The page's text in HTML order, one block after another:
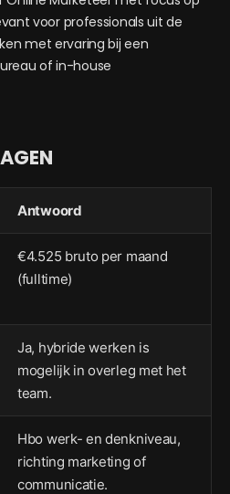
voor professionals uit de
met ervaring bij een
of in-house
Antwoord
€4.525 bruto per maand
(fulltime)
Ja, hybride werken is
mogelijk in overleg met het
team.
Hbo werk- en denkniveau,
richting marketing of
communicatie.